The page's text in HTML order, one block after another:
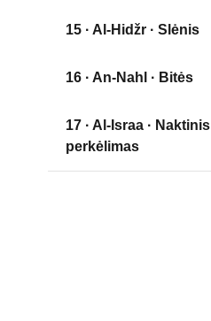
15 · Al-Hidžr · Slėnis
16 · An-Nahl · Bitės
17 · Al-Israa · Naktinis
perkėlimas